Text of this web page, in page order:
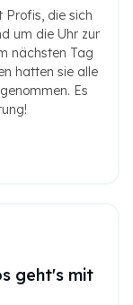
Profis, die sich
um die Uhr zur
nächsten Tag
hatten sie alle
Es
geht's mit